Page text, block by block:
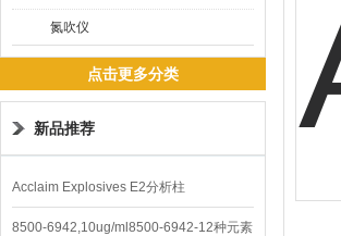
氮吹仪
点击更多分类
新品推荐
Acclaim Explosives E2分析柱
8500-6942,10ug/ml8500-6942-12种元素